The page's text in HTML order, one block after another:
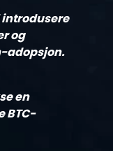
introdusere
og
adopsjon.
en
BTC-